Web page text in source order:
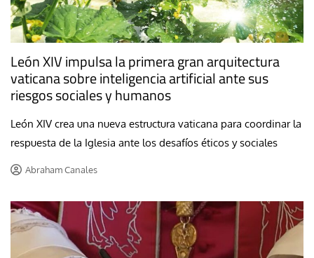
León XIV impulsa la primera gran arquitectura
vaticana sobre inteligencia artificial ante sus
riesgos sociales y humanos
León XIV crea una nueva estructura vaticana para coordinar la
respuesta de la Iglesia ante los desafíos éticos y sociales
Abraham Canales